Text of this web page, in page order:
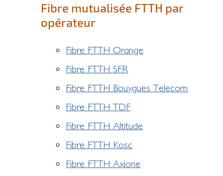
Fibre mutualisée FTTH par
opérateur
Fibre FTTH Orange
Fibre FTTH SFR
Fibre FTTH Bouygues Telecom
Fibre FTTH TDF
Fibre FTTH Altitude
Fibre FTTH Kosc
Fibre FTTH Axione